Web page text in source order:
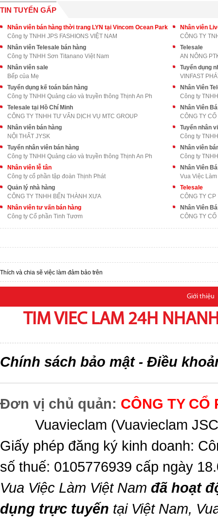
TIN TUYỂN GẤP
Nhân viên bán hàng thời trang LYN tại Vincom Ocean Park
Công ty TNHH JPS FASHIONS VIỆT NAM
Nhân viên
CÔNG TY
Nhân viên Telesale bán hàng
Công ty TNHH Sơn Titanano Việt Nam
Telesale
AN NÔNG
Nhân viên sale
Bếp của Mẹ
Tuyển dụng
VINFAST
Tuyển dụng kế toán bán hàng
Công ty TNHH Quảng cáo và truyền thông Thịnh An Ph
Nhân Viên
Công ty
Telesale tại Hồ Chí Minh
CÔNG TY TNHH TƯ VẤN DỊCH VỤ MTC GROUP
Nhân Viên
CÔNG TY
Nhân viên bán hàng
NỘI THẤT JYSK
Tuyển nhân
Công ty
Tuyển nhân viên bán hàng
Công ty TNHH Quảng cáo và truyền thông Thịnh An Ph
Nhân viên
Công ty
Nhân viên lễ tân
Công ty cổ phần tập đoàn Thịnh Phát
Nhân Viên
Vua Việc
Quản lý nhà hàng
CÔNG TY TNHH BẾN THÀNH XƯA
Telesale
CÔNG TY CP
Nhân viên tư vấn bán hàng
Công ty Cổ phần Tinh Tươm
Nhân Viên
Thích và chia sẽ việc làm đảm bảo trên
Giới thiệu
TIM VIEC LAM 24H
Chính sách bảo mật- Điều
Đơn vị chủ quản: CÔNG TY CỔ
Vuavieclam (Vuavieclam
Giấy phép đăng ký kinh doanh:
số thuế: 0105776939 cấp ngày
Vua Việc Làm Việt Nam đã hoạt
dụng trực tuyến tại Việt Nam,